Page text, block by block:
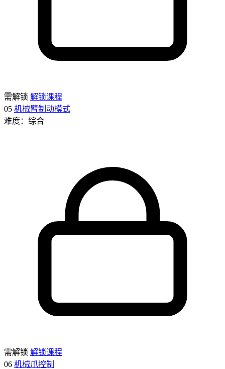
需解锁 解锁课程
05 机械臂制动模式
难度：综合
需解锁 解锁课程
06 机械爪控制